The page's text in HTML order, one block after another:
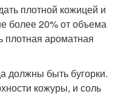
плотной кожицей и
более 20% от объема
плотная ароматная
должны быть бугорки.
кожуры, и соль